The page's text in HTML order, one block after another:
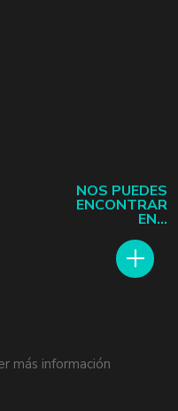
NOS PUEDES
ENCONTRAR
EN...